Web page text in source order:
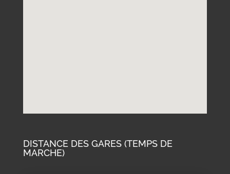
DISTANCE DES GARES (TEMPS DE
MARCHE)